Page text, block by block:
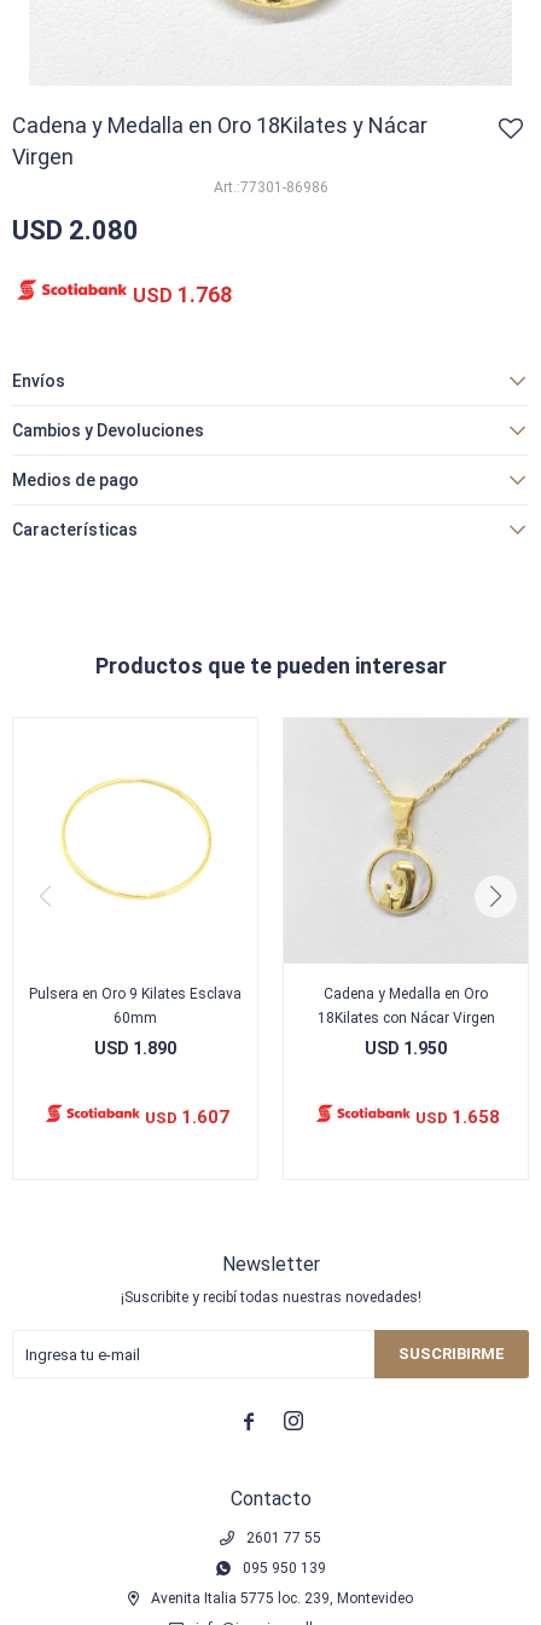
Cadena y Medalla en Oro 18Kilates y Nácar
Virgen
77301-86986
USD 2.080
USD 1.768
Envíos
Cambios y Devoluciones
Medios de pago
Características
Productos que te pueden interesar
Pulsera en Oro 9 Kilates Esclava
60mm
USD 1.890
USD 1.607
Cadena y Medalla en Oro
18Kilates con Nácar Virgen
USD 1.950
USD 1.658
Contacto
2601 77 55
095 950 139
Avenita Italia 5775 loc. 239, Montevideo
Newsletter
¡Suscribite y recibí todas nuestras novedades!
SUSCRIBIRME
 